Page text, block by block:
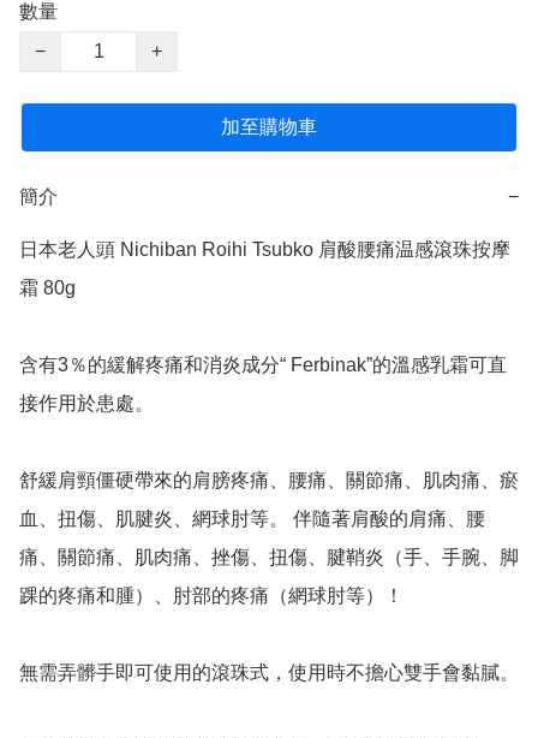
數量
−
+
加至購物車
簡介 −
日本老人頭 Nichiban Roihi Tsubko 肩酸腰痛温感滾珠按摩
霜 80g
含有3％的緩解疼痛和消炎成分“ Ferbinak”的溫感乳霜可直
接作用於患處。
舒緩肩頸僵硬帶來的肩膀疼痛、腰痛、關節痛、肌肉痛、瘀
血、扭傷、肌腱炎、網球肘等。 伴隨著肩酸的肩痛、腰
痛、關節痛、肌肉痛、挫傷、扭傷、腱鞘炎（手、手腕、脚
踝的疼痛和腫）、肘部的疼痛（網球肘等）！
無需弄髒手即可使用的滾珠式，使用時不擔心雙手會黏膩。